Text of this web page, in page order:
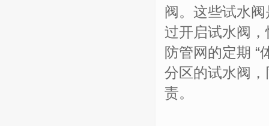
阀。这些试水
过开启试水阀
防管网的定期 “
分区的试水阀
责。